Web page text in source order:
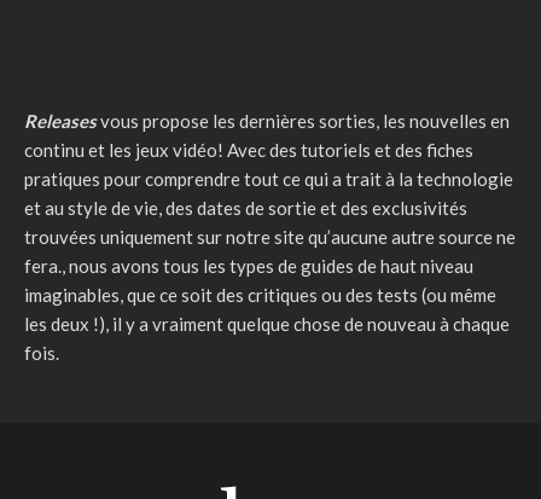
Releasesvous propose les dernières sorties, les nouvelles en
continu et les jeux vidéo! Avec des tutoriels et des fiches
pratiques pour comprendre tout ce qui a trait à la technologie
et au style de vie, des dates de sortie et des exclusivités
trouvées uniquement sur notre site qu’aucune autre source ne
fera., nous avons tous les types de guides de haut niveau
imaginables, que ce soit des critiques ou des tests (ou même
les deux !), il y a vraiment quelque chose de nouveau à chaque
fois.